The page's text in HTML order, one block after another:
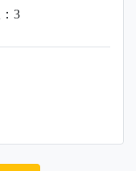
3